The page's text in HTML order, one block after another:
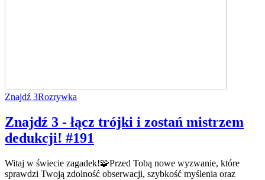
Znajdź 3Rozrywka
Znajdź 3 - łącz trójki i zostań mistrzem
dedukcji! #191
Witaj w świecie zagadek!🧩Przed Tobą nowe wyzwanie, które
sprawdzi Twoją zdolność obserwacji, szybkość myślenia oraz